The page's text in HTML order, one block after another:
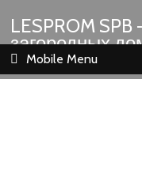
LESPROM
загородных
Шлиссельбург
Mobile Menu